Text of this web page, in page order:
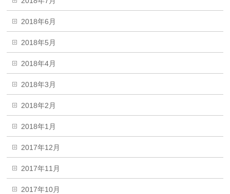
2018年6月
2018年5月
2018年4月
2018年3月
2018年2月
2018年1月
2017年12月
2017年11月
2017年10月